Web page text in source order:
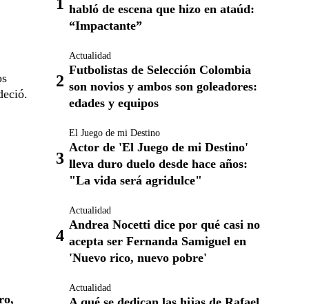
habló de escena que hizo en ataúd:
“Impactante”
Actualidad
Futbolistas de Selección Colombia
son novios y ambos son goleadores:
edades y equipos
El Juego de mi Destino
Actor de 'El Juego de mi Destino'
lleva duro duelo desde hace años:
"La vida será agridulce"
Actualidad
Andrea Nocetti dice por qué casi no
acepta ser Fernanda Samiguel en
'Nuevo rico, nuevo pobre'
Actualidad